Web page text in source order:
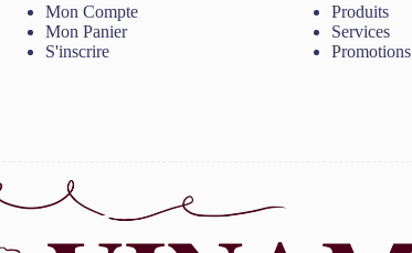
Mon Compte
Mon Panier
S'inscrire
Produits
Services
Promotions